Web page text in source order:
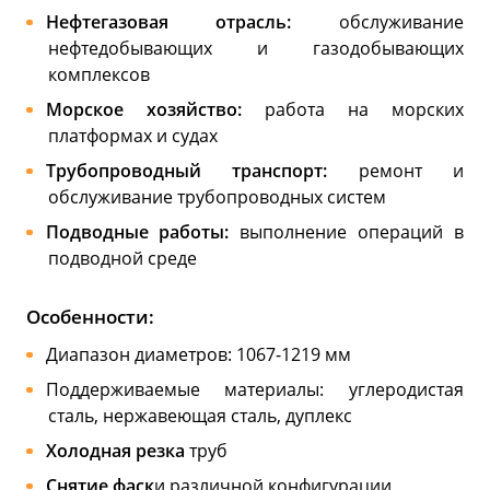
Нефтегазовая отрасль: обслуживание
нефтедобывающих и газодобывающих
комплексов
Морское хозяйство:работа на морских
платформах и судах
Трубопроводный транспорт: ремонт и
обслуживание трубопроводных систем
Подводные работы: выполнение операций в
подводной среде
Особенности:
Диапазон диаметров: 1067-1219 мм
Поддерживаемые материалы: углеродистая
сталь, нержавеющая сталь, дуплекс
Холодная резка труб